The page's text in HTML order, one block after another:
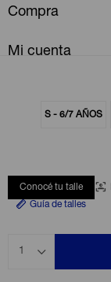
S - 6/7 AÑOS
Conocé tu talle
Guía de talles
1
Compra
Mi cuenta